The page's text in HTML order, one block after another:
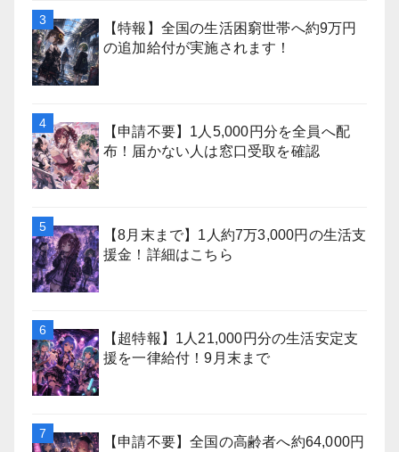
【特報】全国の生活困窮世帯へ約9万円
の追加給付が実施されます！
【申請不要】1人5,000円分を全員へ配
布！届かない人は窓口受取を確認
【8月末まで】1人約7万3,000円の生活支
援金！詳細はこちら
【超特報】1人21,000円分の生活安定支
援を一律給付！9月末まで
【申請不要】全国の高齢者へ約64,000円